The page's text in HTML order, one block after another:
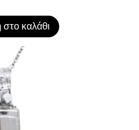
καλάθι